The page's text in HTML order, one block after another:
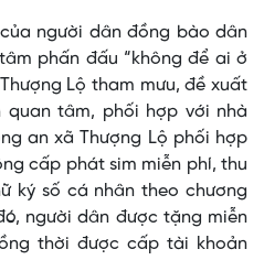
người dân đồng bào dân
phấn đấu “không để ai ở
Lộ tham mưu, đề xuất
quan tâm, phối hợp với nhà
an xã Thượng Lộ phối hợp
cấp phát sim miễn phí, thu
ký số cá nhân theo chương
người dân được tặng miễn
thời được cấp tài khoản